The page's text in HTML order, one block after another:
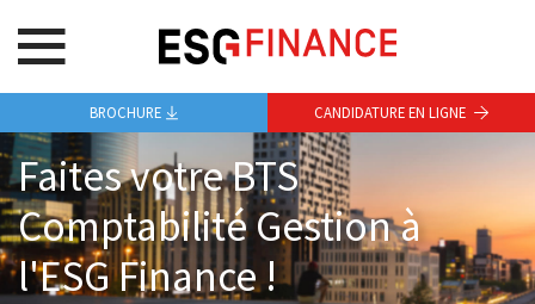
Faites votre BTS
Comptabilité Gestion à
l'ESG Finance !
BROCHURE CANDIDATURE EN LIGNE